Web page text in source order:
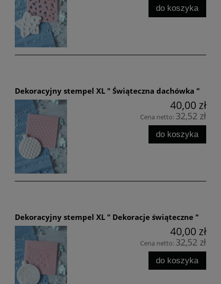
do koszyka
Dekoracyjny stempel XL " Świąteczna dachówka "
40,00 zł
Cena netto: 32,52 zł
do koszyka
Dekoracyjny stempel XL " Dekoracje świąteczne "
40,00 zł
Cena netto: 32,52 zł
do koszyka